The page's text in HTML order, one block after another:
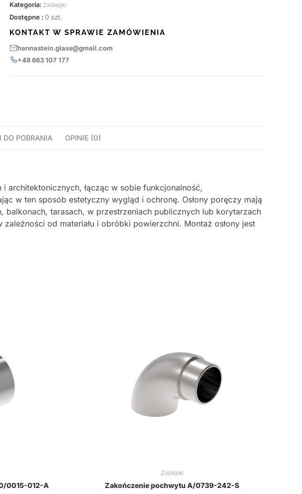
Kategoria: Zaślepki
Dostępne : 0 szt.
KONTAKT W SPRAWIE ZAMÓWIENIA
hannastein.glass@gmail.com
+48 663 107 177
DO POBRANIA OPINIE (0)
architektonicznych, łącząc w sobie funkcjonalność,
w ten sposób estetyczny wygląd i ochronę. Osłony poręczy mają
tarasach, w przestrzeniach publicznych lub korytarzach
od materiału i obróbki powierzchni. Montaż osłony jest
0015-012-A
Zaślepki
Zakończenie pochwytu A/0739-242-S